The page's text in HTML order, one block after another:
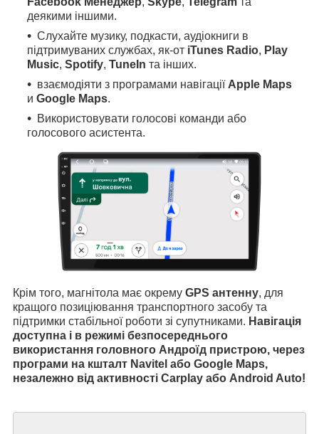
деякими іншими.
Слухайте музику, подкасти, аудіокниги в
підтримуваних службах, як-от iTunes Radio, Play
Music, Spotify, TuneIn та інших.
взаємодіяти з програмами навігаціїApple Maps
и Google Maps.
Використовувати голосові команди або
голосового асистента.
Крім того, магнітола має окрему GPS антенну, для
кращого позиціювання транспортного засобу та
підтримки стабільної роботи зі супутниками. Навігація
доступна і в режимі безпосереднього
використання головного Андроїд пристрою, через
програми на кшталт Navitel або Google Maps,
незалежно від активності Carplay або Android Auto!